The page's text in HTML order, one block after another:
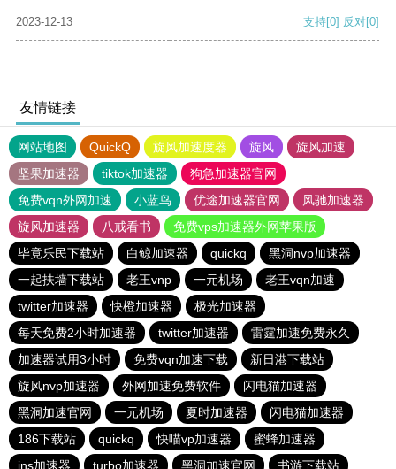
2023-12-13 支持[0] 反对[0]
友情链接
网站地图 QuickQ 旋风加速度器 旋风
旋风加速
坚果加速器
tiktok加速器
狗急加速器官网
免费vqn外网加速
小蓝鸟 优途加速器官网
风驰加速器
旋风加速器
八戒看书
免费vps加速器外网苹果版
毕竟乐民下载站
白鲸加速器 quickq
黑洞nvp加速器
一起扶墙下载站
老王vnp 一元机场
老王vqn加速
twitter加速器
快橙加速器
极光加速器
每天免费2小时加速器
twitter加速器
雷霆加速免费永久
加速器试用3小时
免费vqn加速下载
新日港下载站
旋风nvp加速器
外网加速免费软件
闪电猫加速器
黑洞加速官网
一元机场 夏时加速器
闪电猫加速器
186下载站
quickq 快喵vp加速器
蜜蜂加速器
ins加速器
turbo加速器 黑洞加速官网 书游下载站